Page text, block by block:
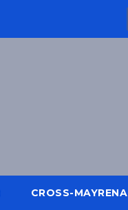
CROSS-MAYRENA